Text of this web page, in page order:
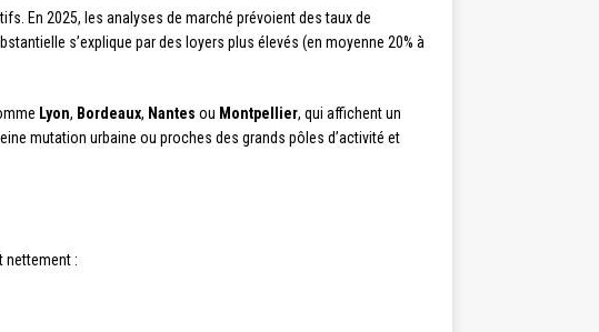
En 2025, les analyses de marché prévoient des taux de
s’explique par des loyers plus élevés (en moyenne 20% à
Lyon, Bordeaux, Nantes ou Montpellier, qui affichent un
mutation urbaine ou proches des grands pôles d’activité et
nettement :